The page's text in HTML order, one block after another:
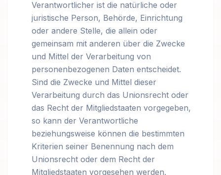
Verantwortlicher ist die natürliche oder
juristische Person, Behörde, Einrichtung
oder andere Stelle, die allein oder
gemeinsam mit anderen über die Zwecke
und Mittel der Verarbeitung von
personenbezogenen Daten entscheidet.
Sind die Zwecke und Mittel dieser
Verarbeitung durch das Unionsrecht oder
das Recht der Mitgliedstaaten vorgegeben,
so kann der Verantwortliche
beziehungsweise können die bestimmten
Kriterien seiner Benennung nach dem
Unionsrecht oder dem Recht der
Mitgliedstaaten vorgesehen werden.